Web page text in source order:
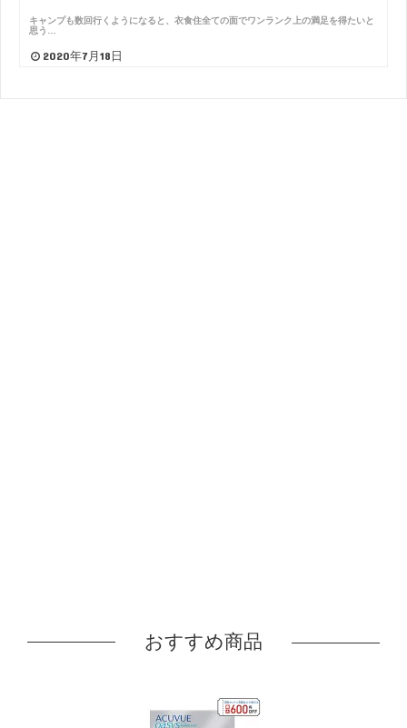
キャンプも数回行くようになると、衣食住全ての面でワンランク上の満足を得たいと
思う…
2020年7月18日
おすすめ商品